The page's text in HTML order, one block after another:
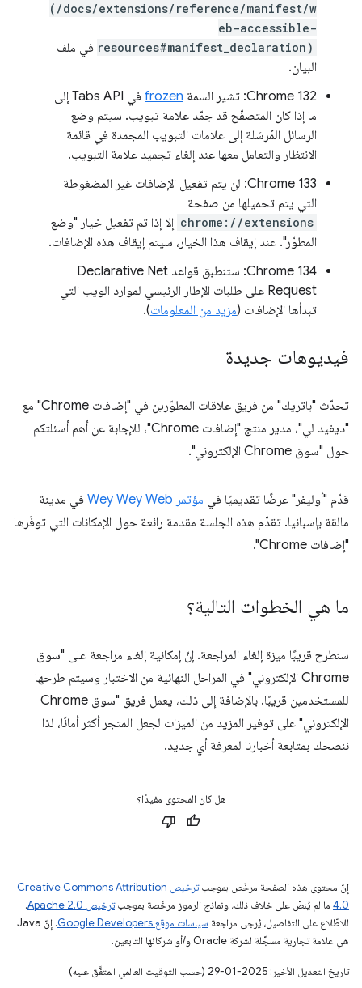
(/docs/extensions/reference/manifest/w
eb-accessible-
resources#manifest_declaration) في ملف
البيان.
‫Chrome 132: تشير السمة
frozen
في Tabs API إلى
ما إذا كان المتصفّح قد جمّد علامة تبويب. سيتم وضع
الرسائل المُرسَلة إلى علامات التبويب المجمدة في قائمة
الانتظار والتعامل معها عند إلغاء تجميد علامة التبويب.
‫Chrome 133: لن يتم تفعيل الإضافات غير المضغوطة
التي يتم تحميلها من صفحة
chrome://extensions إلا إذا تم تفعيل خيار "وضع
المطوّر". عند إيقاف هذا الخيار، سيتم إيقاف هذه الإضافات.
‫Chrome 134: ستنطبق قواعد Declarative Net
Request على طلبات الإطار الرئيسي لموارد الويب التي
تبدأها الإضافات (مزيد من المعلومات).
فيديوهات جديدة
تحدّث "باتريك" من فريق علاقات المطوّرين في "إضافات Chrome" مع
"ديفيد لي"، مدير منتج "إضافات Chrome"، للإجابة عن أهم أسئلتكم
حول "سوق Chrome الإلكتروني".
قدّم "أوليفر" عرضًا تقديميًا في مؤتمر Wey Wey Web
في مدينة
مالقة بإسبانيا. تقدّم هذه الجلسة مقدمة رائعة حول الإمكانات التي توفّرها
"إضافات Chrome".
ما هي الخطوات التالية؟
سنطرح قريبًا ميزة إلغاء المراجعة. إنّ إمكانية إلغاء مراجعة على "سوق
Chrome الإلكتروني" في المراحل النهائية من الاختبار وسيتم طرحها
للمستخدمين قريبًا. بالإضافة إلى ذلك، يعمل فريق "سوق Chrome
الإلكتروني" على توفير المزيد من الميزات لجعل المتجر أكثر أمانًا، لذا
ننصحك بمتابعة أخبارنا لمعرفة أي جديد.
هل كان المحتوى مفيدًا؟
إنّ محتوى هذه الصفحة مرخّص بموجب
ترخيص Creative Commons Attribution
4.0‏ ما لم يُنصّ على خلاف ذلك، ونماذج الرموز مرخّصة بموجبترخيص Apache 2.0‏
.
للاطّلاع على التفاصيل، يُرجى مراجعة سياسات موقع Google Developers‏
. إنّ Java
هي علامة تجارية مسجَّلة لشركة Oracle و/أو شركائها التابعين.
تاريخ التعديل الأخير: 2025-01-29 (حسب التوقيت العالمي المتفَّق عليه)